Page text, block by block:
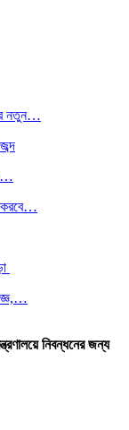
নতুন…
করবে…
নিবন্ধনের জন্য